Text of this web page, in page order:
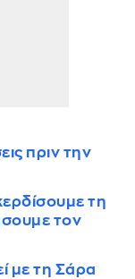
πριν την
τη
τον
με τη Σάρα